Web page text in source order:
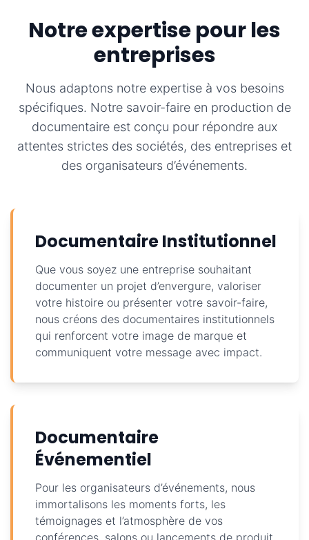
Notre expertise pour les
entreprises
Nous adaptons notre expertise à vos besoins
spécifiques. Notre savoir-faire en production de
documentaire est conçu pour répondre aux
attentes strictes des sociétés, des entreprises et
des organisateurs d’événements.
Documentaire Institutionnel
Que vous soyez une entreprise souhaitant
documenter un projet d’envergure, valoriser
votre histoire ou présenter votre savoir-faire,
nous créons des documentaires institutionnels
qui renforcent votre image de marque et
communiquent votre message avec impact.
Documentaire
Événementiel
Pour les organisateurs d’événements, nous
immortalisons les moments forts, les
témoignages et l’atmosphère de vos
conférences, salons ou lancements de produit.